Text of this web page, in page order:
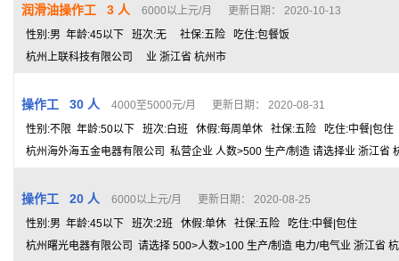
润滑油操作工 3 人
6000以上元/月 更新日期： 2020-10-13
性别:男 年龄:45以下 班次:无 社保:五险 吃住:包餐饭
杭州上联科技有限公司 业 浙江省 杭州市
操作工 30 人
4000至5000元/月 更新日期： 2020-08-31
性别:不限 年龄:50以下 班次:白班 休假:每周单休 社保:五险 吃住:中餐|包住
杭州海外海五金电器有限公司 私营企业 人数>500 生产/制造 请选择业 浙江省
操作工 20 人
6000以上元/月 更新日期： 2020-08-25
性别:男 年龄:45以下 班次:2班 休假:单休 社保:五险 吃住:中餐|包住
杭州曙光电器有限公司 请选择 500>人数>100 生产/制造 电力/电气业 浙江省